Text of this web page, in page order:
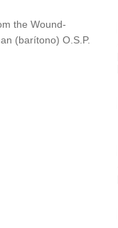
the Wound-
(barítono) O.S.P.